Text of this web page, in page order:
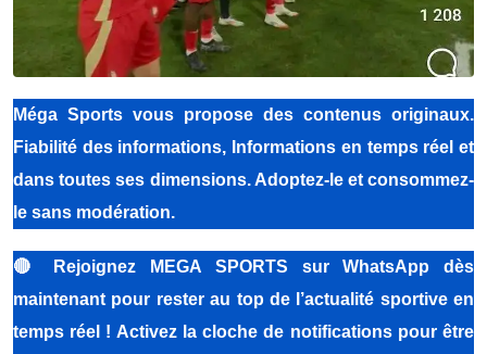
Méga Sports vous propose des contenus originaux.
Fiabilité des informations, Informations en temps réel et
dans toutes ses dimensions. Adoptez-le et consommez-
le sans modération.
🔴
Rejoignez MEGA SPORTS sur WhatsApp dès
maintenant pour rester au top de l’actualité sportive en
temps réel ! Activez la cloche de notifications pour être